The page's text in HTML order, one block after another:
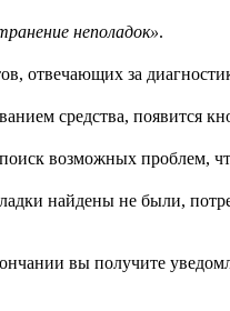
неполадок».
отвечающих за
средства, появится
возможных проблем,
найдены не были,
вы получите